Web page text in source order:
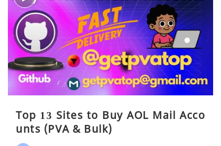
Top 13 Sites to Buy AOL Mail Acco
unts (PVA & Bulk)